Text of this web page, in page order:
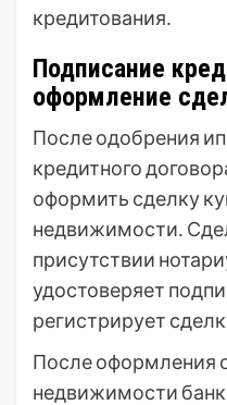
кредитования․
Подписание
оформление
После одобрения
кредитного
оформить сделку
недвижимости․
присутствии
удостоверяет
регистрирует
После оформления
недвижимости